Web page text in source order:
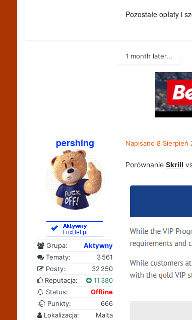
Pozostałe opłaty i
1 month later...
pershing
Grupa:
Aktywny
Tematy:
3 561
Posty:
32 250
Reputacja:
11 380
Status:
Offline
Punkty:
666
Lokalizacja:
Malta
Napisano 8 Sierpień
Porównanie Skrill